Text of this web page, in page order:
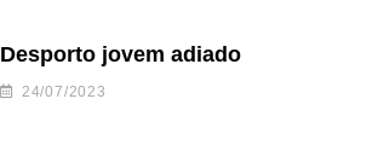
Desporto jovem adiado
24/07/2023